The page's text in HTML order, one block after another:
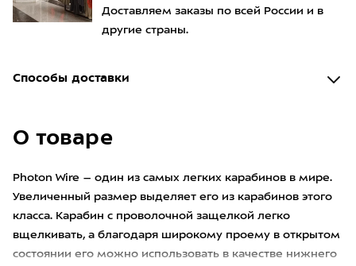
Доставляем заказы по всей России и в
другие страны.
Способы доставки
О товаре
Photon Wire – один из самых легких карабинов в мире.
Увеличенный размер выделяет его из карабинов этого
класса. Карабин с проволочной защелкой легко
вщелкивать, а благодаря широкому проему в открытом
состоянии его можно использовать в качестве нижнего